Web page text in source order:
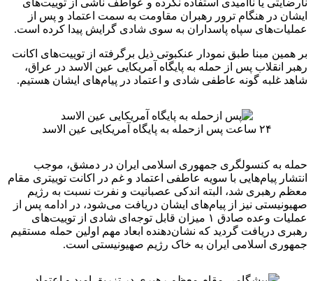
ایشان در هنگام ترور رهبران مقاومت به سمت اعتماد و پس از
عملیات‌های سپاه پاسداران به سوی شادی گرایش پیدا کرده است.
بر همین مبنا طبق نمودار عنکبوتی ذیل برگرفته از توییت‌های اکانت
رهبر انقلاب پس از حمله به پایگاه آمریکایی عین الاسد در عراق،
شاهد غلبه گونه عاطفی شادی و اعتماد در پیام‌های ایشان هستیم.
۲۴ ساعت پس ازحمله به پایگاه آمریکایی عین الاسد
حمله به کنسولگری جمهوری اسلامی ایران در دمشق، موجب
انتشار پیام‌هایی با سویه عاطفی اعتماد و غم در اکانت توییتری مقام
معظم رهبری شد، البته اندکی عصبانیت و نفرت نسبت به رژیم
صهیونیستی نیز از پیام‌های ایشان دریافت می‌شود، در ادامه پس از
عملیات وعده صادق ۱ میزان قابل توجه‌ای شادی از توییت‌های
رهبری دریافت گردید که نشان‌دهنده ابعاد مهم اولین حمله مستقیم
جمهوری اسلامی ایران به خاک رژیم صهیونیستی است.